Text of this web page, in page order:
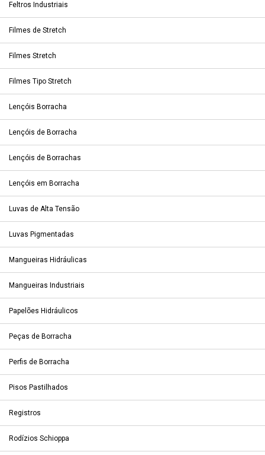
Feltros Industriais
Filmes de Stretch
Filmes Stretch
Filmes Tipo Stretch
Lençóis Borracha
Lençóis de Borracha
Lençóis de Borrachas
Lençóis em Borracha
Luvas de Alta Tensão
Luvas Pigmentadas
Mangueiras Hidráulicas
Mangueiras Industriais
Papelões Hidráulicos
Peças de Borracha
Perfis de Borracha
Pisos Pastilhados
Registros
Rodízios Schioppa